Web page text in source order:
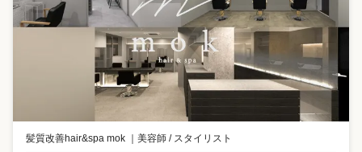
髪質改善hair&spa mok 美容師 / スタイリスト